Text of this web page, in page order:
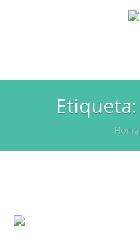
Etiqueta:
Home